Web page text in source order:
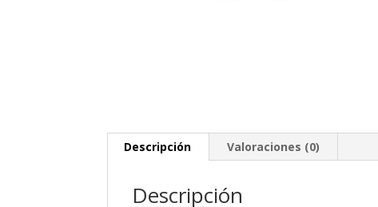
Descripción Valoraciones (0)
Descripción